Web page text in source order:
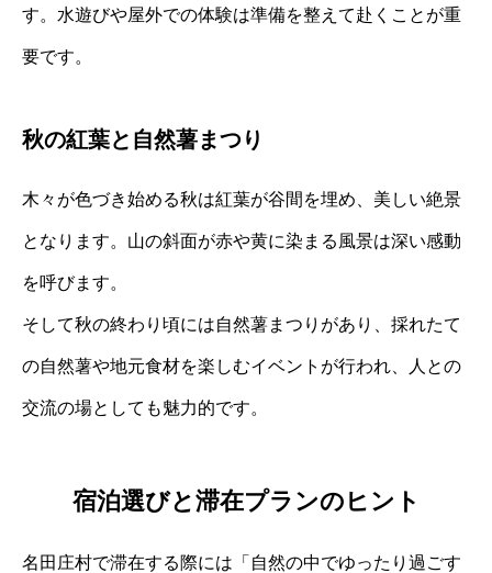
す。水遊びや屋外での体験は準備を整えて赴くことが重
要です。
秋の紅葉と自然薯まつり
木々が色づき始める秋は紅葉が谷間を埋め、美しい絶景
となります。山の斜面が赤や黄に染まる風景は深い感動
を呼びます。
そして秋の終わり頃には自然薯まつりがあり、採れたて
の自然薯や地元食材を楽しむイベントが行われ、人との
交流の場としても魅力的です。
宿泊選びと滞在プランのヒント
名田庄村で滞在する際には「自然の中でゆったり過ごす